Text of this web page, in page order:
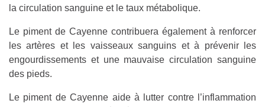
la circulation sanguine et le taux métabolique.
Le piment de Cayenne contribuera également à renforcer
les artères et les vaisseaux sanguins et à prévenir les
engourdissements et une mauvaise circulation sanguine
des pieds.
Le piment de Cayenne aide à lutter contre l’inflammation